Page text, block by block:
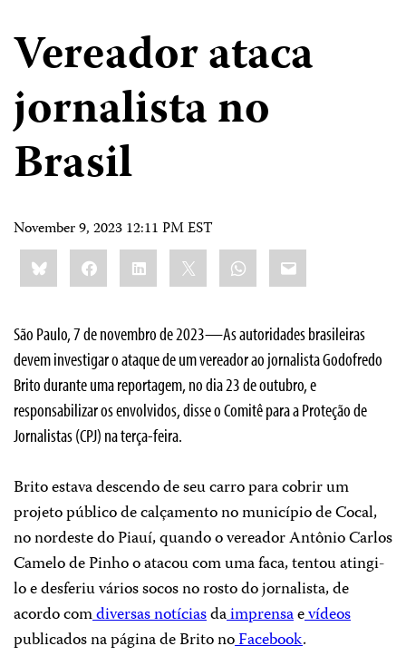
Vereador ataca
jornalista no
Brasil
November 9, 2023 12:11 PM EST
Share
this:BlueskyFacebookLinkedIn WhatsApp
Email
São Paulo, 7 de novembro de 2023—As autoridades brasileiras
devem investigar o ataque de um vereador ao jornalista Godofredo
Brito durante uma reportagem, no dia 23 de outubro, e
responsabilizar os envolvidos, disse o Comitê para a Proteção de
Jornalistas (CPJ) na terça-feira.
Brito estava descendo de seu carro para cobrir um
projeto público de calçamento no município de Cocal,
no nordeste do Piauí, quando o vereador Antônio Carlos
Camelo de Pinho o atacou com uma faca, tentou atingi-
lo e desferiu vários socos no rosto do jornalista, de
acordo comdiversasnotíciasdaimprensaevídeos
publicados na página de Brito noFacebook.